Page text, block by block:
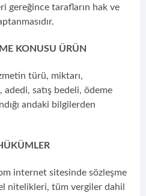
gereğince tarafların hak ve
KONUSU ÜRÜN
türü, miktarı,
satış bedeli, ödeme
andaki bilgilerden
internet sitesinde sözleşme
nitelikleri, tüm vergiler dahil